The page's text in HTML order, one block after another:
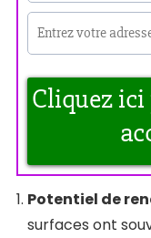
Potentiel de
surfaces ont